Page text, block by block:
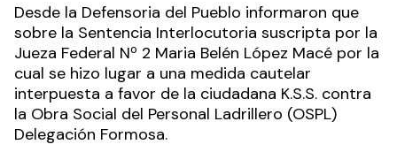
Desde la Defensoria del Pueblo informaron que
sobre la Sentencia Interlocutoria suscripta por la
Jueza Federal Nº 2 Maria Belén López Macé por la
cual se hizo lugar a una medida cautelar
interpuesta a favor de la ciudadana K.S.S. contra
la Obra Social del Personal Ladrillero (OSPL)
Delegación Formosa.